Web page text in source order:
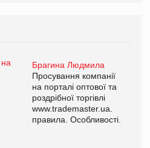
Брагина Людмила
Просування компанії
на порталі оптової та
роздрібної торгівлі
www.trademaster.ua.
правила. Особливості.